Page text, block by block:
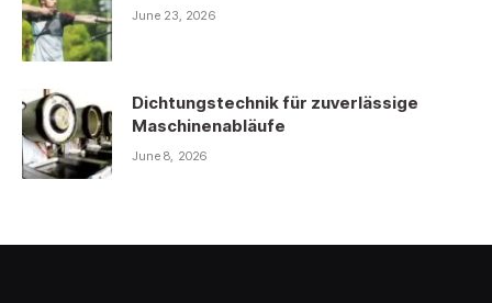
June 23, 2026
Dichtungstechnik für zuverlässige
Maschinenabläufe
June 8, 2026